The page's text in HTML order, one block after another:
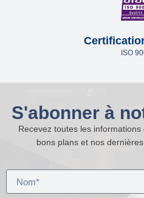
ISO
S'abonner à
Recevez toutes les informations
bons plans et nos